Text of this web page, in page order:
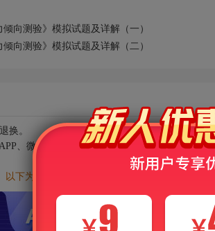
向测验》模拟试题及详解（一）
向测验》模拟试题及详解（二）
换。
、微信小程序等多种平台同步使用。
以下为AI电子书界面展示，非本产品，仅供参考！